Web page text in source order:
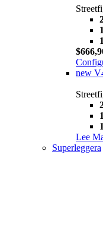
new
Lee
Superleggera